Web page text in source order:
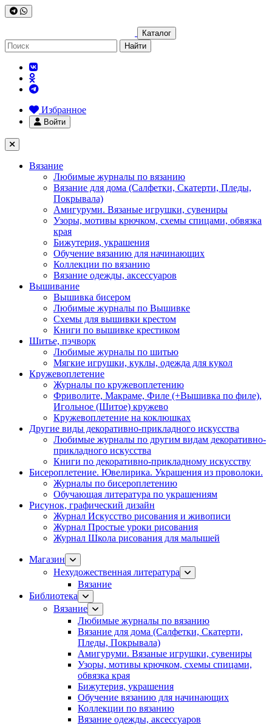
Каталог
Найти
Избранное
Войти
Вязание
Любимые журналы по вязанию
Вязание для дома (Салфетки, Скатерти, Пледы,
Покрывала)
Амигуруми. Вязаные игрушки, сувениры
Узоры, мотивы крючком, схемы спицами, обвязка
края
Бижутерия, украшения
Обучение вязанию для начинающих
Коллекции по вязанию
Вязание одежды, аксессуаров
Вышивание
Вышивка бисером
Любимые журналы по Вышивке
Схемы для вышивки крестом
Книги по вышивке крестиком
Шитье, пэчворк
Любимые журналы по шитью
Мягкие игрушки, куклы, одежда для кукол
Кружевоплетение
Журналы по кружевоплетению
Фриволите, Макраме, Филе (+Вышивка по филе),
Игольное (Шитое) кружево
Кружевоплетение на коклюшках
Другие виды декоративно-прикладного искусства
Любимые журналы по другим видам декоративно-
прикладного искусства
Книги по декоративно-прикладному искусству
Бисероплетение. Ювелирика. Украшения из проволоки.
Журналы по бисероплетению
Обучающая литература по украшениям
Рисунок, графический дизайн
Журнал Искусство рисования и живописи
Журнал Простые уроки рисования
Журнал Школа рисования для малышей
Магазин
Нехудожественная литература
Вязание
Библиотека
Вязание
Любимые журналы по вязанию
Вязание для дома (Салфетки, Скатерти,
Пледы, Покрывала)
Амигуруми. Вязаные игрушки, сувениры
Узоры, мотивы крючком, схемы спицами,
обвязка края
Бижутерия, украшения
Обучение вязанию для начинающих
Коллекции по вязанию
Вязание одежды, аксессуаров